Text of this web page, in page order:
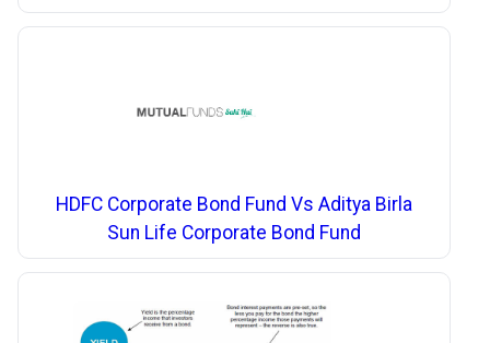
HDFC Corporate Bond Fund Vs Aditya Birla
Sun Life Corporate Bond Fund